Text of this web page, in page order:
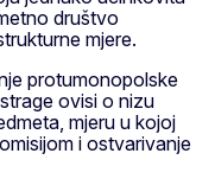
društvo
mjere.
protumonopolske
ovisi o nizu
mjeru u kojoj
i ostvarivanje